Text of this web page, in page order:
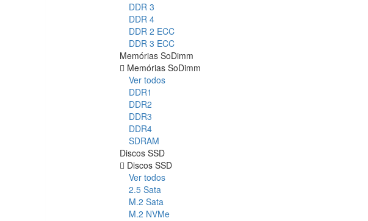
DDR 3
DDR 4
DDR 2 ECC
DDR 3 ECC
Memórias SoDimm
Memórias SoDimm
Ver todos
DDR1
DDR2
DDR3
DDR4
SDRAM
Discos SSD
Discos SSD
Ver todos
2.5 Sata
M.2 Sata
M.2 NVMe